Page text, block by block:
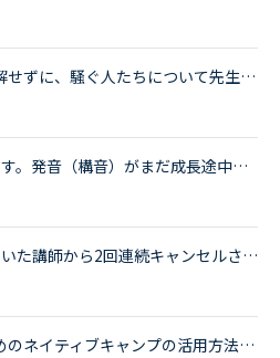
カランメソッドの特性を理解せずに、騒ぐ人たちについて先生方のレビューを見ていると、カランの進め方について苦言を呈しているレビューが目立つように思いました。これについて、個人的には「それは、生徒の方...
6歳の子どもが受講しています。発音（構音）がまだ成長途中で、日本語でもカ行が上手く言えず、ほとんどタ行に聞こえてしまいます（構音障害の疑いあり）。英語でもやはりＣ,Kの音がTに近くなってしまいます。日...
週4くらいでいつも予約していた講師から2回連続キャンセルされました。その先生はとても教えるのがうまいので評価もよく、ファンもついている感じですが、予約自体はほぼ私だけが一日一回いれている感じです。ご...
【英語の発音をよくするためのネイティブキャンプの活用方法について】私は発音をよくしたいと考えています。そのためにネイティブキャンプをいかに活用してそれができるのか悩んおり、皆様のご意見・体験談を教...